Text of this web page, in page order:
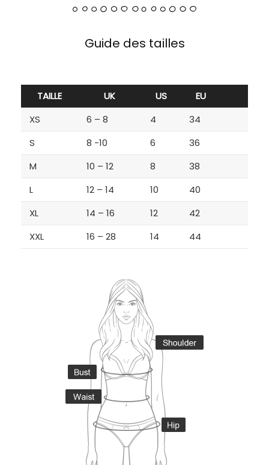
Guide des tailles
TAILLE UK US
EU
XS
6 – 8 4
34
S
8 -10 6
36
M
10 – 12 8
38
L
12 – 14 10
40
XL
14 – 16 12
42
XXL
16 – 28 14 44